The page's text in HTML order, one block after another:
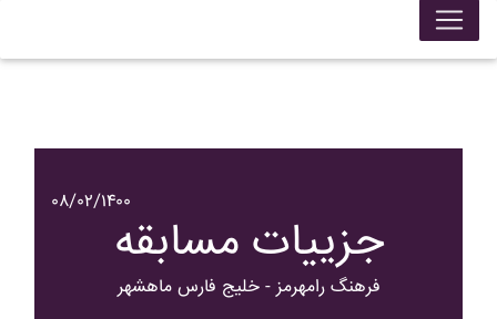
۰۸/۰۲/۱۴۰۰
جزییات مسابقه
فرهنگ رامهرمز - خليج فارس ماهشهر